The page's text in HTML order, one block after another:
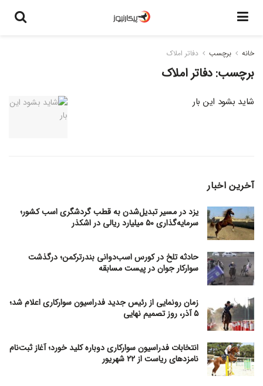
خانه برچسب دفاتر املاک
برچسب:دفاتر املاک
شاید بشود این بار
آخرین اخبار
یزد در مسیر تبدیل‌شدن به قطب گردشگری اسب کشور؛
سرمایه‌گذاری ۵۰ میلیارد ریالی در اشکذر
حادثه تلخ در کورس اسب‌دوانی بندرترکمن؛ درگذشت
سوارکار جوان در پیست مسابقه
زمان رونمایی از رئیس جدید فدراسیون سوارکاری اعلام شد؛
۵ آذر، روز تصمیم نهایی
انتخابات فدراسیون سوارکاری دوباره کلید خورد؛ آغاز ثبت‌نام
نامزدهای ریاست از ۲۲ شهریور